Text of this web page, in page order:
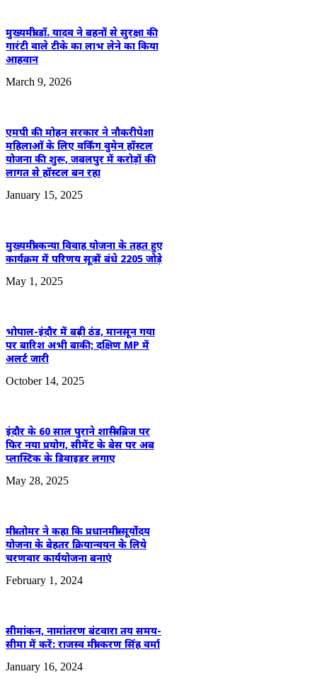
मुख्यमंत्री डॉ. यादव ने बहनों से सुरक्षा की
गारंटी वाले टीके का लाभ लेने का किया
आहवान
March 9, 2026
एमपी की मोहन सरकार ने नौकरीपेशा
महिलाओं के लिए वर्किंग वुमेन हॉस्टल
योजना की शुरू, जबलपुर में करोड़ों की
लागत से हॉस्टल बन रहा
January 15, 2025
मुख्यमंत्री कन्या विवाह योजना के तहत हुए
कार्यक्रम में परिणय सूत्र में बंधे 2205 जोड़े
May 1, 2025
भोपाल-इंदौर में बढ़ी ठंड, मानसून गया
पर बारिश अभी बाकी; दक्षिण MP में
अलर्ट जारी
October 14, 2025
इंदौर के 60 साल पुराने शास्त्री ब्रिज पर
फिर नया प्रयोग, सीमेंट के बेस पर अब
प्लास्टिक के डिवाइडर लगाए
May 28, 2025
मंत्री तोमर ने कहा कि प्रधानमंत्री सूर्योदय
योजना के बेहतर क्रियान्वयन के लिये
चरणवार कार्ययोजना बनाएं
February 1, 2024
सीमांकन, नामांतरण बंटवारा तय समय-
सीमा में करें: राजस्व मंत्री करण सिंह वर्मा
January 16, 2024